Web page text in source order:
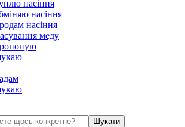
насіння
насіння
насіння
меду
Шукати